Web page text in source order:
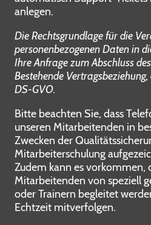
anlegen.
Die Rechtsgrundlage für die
personenbezogenen Daten in
Ihre Anfrage zum Abschluss
Bestehende Vertragsbeziehung,
DS-GVO.
Bitte beachten Sie, dass
unseren Mitarbeitenden in
Zwecken der
Mitarbeiterschulung
Zudem kann es vorkommen,
Mitarbeitenden von speziell
oder Trainern begleitet
Echtzeit mitverfolgen.